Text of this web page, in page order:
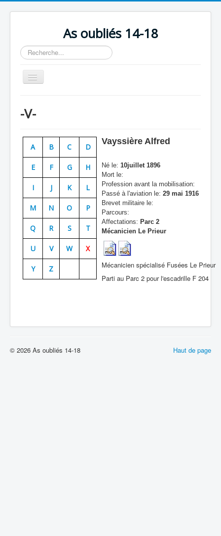
As oubliés 14-18
Rechercher
Basculer
la
Chronologie
Escadrilles
Organisation
Avions
Personnels
Doctrines
Batailles
Les As
Cahiers des As
-V-
A B C D
E F G H
I J K L
M N O P
Q R S T
U V W X
Y Z
Vayssière Alfred
Né le: 10juillet 1896
Mort le:
Profession avant la mobilisation:
Passé à l'aviation le: 29 mai 1916
Brevet militaire le:
Parcours:
Affectations: Parc 2
Mécanicien Le Prieur
Mécanicien spécialisé Fusées Le Prieur
Parti au Parc 2 pour l'escadrille F 204
Haut de page
© 2026 As oubliés 14-18